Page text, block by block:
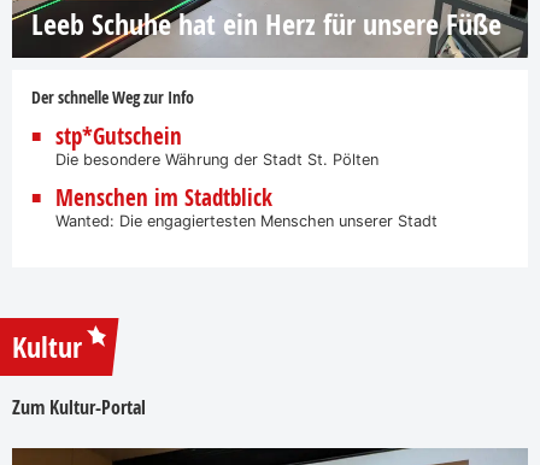
Leeb Schuhe hat ein Herz für unsere Füße
Der schnelle Weg zur Info
stp*Gutschein
Die besondere Währung der Stadt St. Pölten
Menschen im Stadtblick
Wanted: Die engagiertesten Menschen unserer Stadt
Kultur
Zum Kultur-Portal